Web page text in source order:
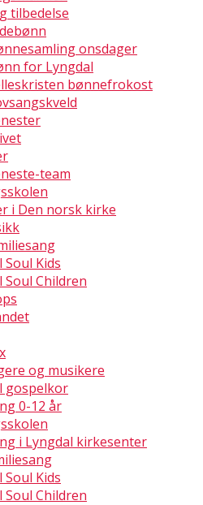
tilbedelse
onsdager
for Lyngdal
bønnefrokost
team
i Den norsk kirke
Soul Kids
Soul Children
og musikere
gospelkor
0-12 år
i Lyngdal kirkesenter
Soul Kids
Soul Children